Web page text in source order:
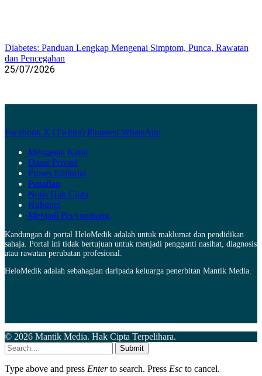
Diabetes: Panduan Lengkap Mengenai Simptom, Punca, Rawatan
dan Pencegahan
25/07/2026
Facebook X (Twitter) Pinterest WhatsApp
Mengenai Kami
Dasar Privasi
Proses Editorial
Penafian
Notis Hak Cipta
Hubungi
Menjadi Penyumbang
Kandungan di portal HeloMedik adalah untuk maklumat dan pendidikan
sahaja. Portal ini tidak bertujuan untuk menjadi pengganti nasihat, diagnosis
atau rawatan perubatan profesional.
HeloMedik adalah sebahagian daripada keluarga penerbitan Mantik Media.
© 2026 Mantik Media. Hak Cipta Terpelihara.
Submit
Type above and press Enterto search. Press Esc to cancel.